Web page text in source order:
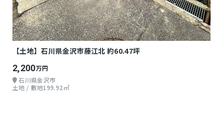
【土地】石川県金沢市藤江北 約60.47坪
2,200万円
石川県金沢市
土地 / 敷地199.92㎡